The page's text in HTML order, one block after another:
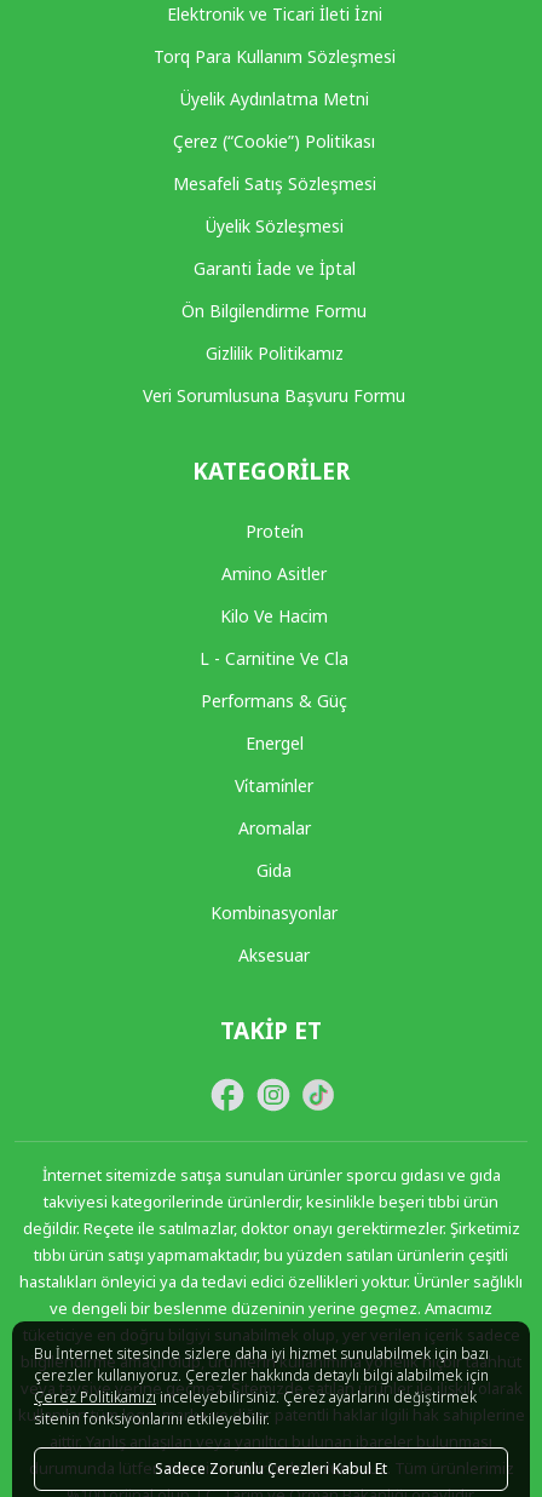
Bu İnternet sitesinde sizlere daha iyi hizmet sunulabilmek için bazı
çerezler kullanıyoruz. Çerezler hakkında detaylı bilgi alabilmek için
Çerez Politikamızıinceleyebilirsiniz. Çerez ayarlarını değiştirmek
sitenin fonksiyonlarını etkileyebilir.
Sadece Zorunlu Çerezleri Kabul Et
Elektronik ve Ticari İleti İzni
Torq Para Kullanım Sözleşmesi
Üyelik Aydınlatma Metni
Çerez (“Cookie”) Politikası
Mesafeli Satış Sözleşmesi
Üyelik Sözleşmesi
Garanti İade ve İptal
Ön Bilgilendirme Formu
Gizlilik Politikamız
Veri Sorumlusuna Başvuru Formu
KATEGORILER
Protei̇n
Amino Asitler
Kilo Ve Hacim
L - Carnitine Ve Cla
Performans & Güç
Energel
Vi̇tami̇nler
Aromalar
Gida
Kombinasyonlar
Aksesuar
TAKIP ET
İnternet sitemizde satışa sunulan ürünler sporcu gıdası ve gıda
takviyesi kategorilerinde ürünlerdir, kesinlikle beşeri tıbbi ürün
değildir. Reçete ile satılmazlar, doktor onayı gerektirmezler. Şirketimiz
tıbbı ürün satışı yapmamaktadır, bu yüzden satılan ürünlerin çeşitli
hastalıkları önleyici ya da tedavi edici özellikleri yoktur. Ürünler sağlıklı
ve dengeli bir beslenme düzeninin yerine geçmez. Amacımız
tüketiciye en doğru bilgiyi sunabilmek olup, yer verilen içerik sadece
bilgilendirme amaçlı olup, ürünlerin kullanımına yönelik hiçbir taahhüt
veya tavsiye yerine geçmez. Sitemizde satılan ürünler ile ilişkili olarak
kullanılan tüm logo, marka ve diğer patentli haklar ilgili hak sahiplerine
aittir. Yanlış anlaşılan veya yanıltıcı bulunan ibareler bulunması
durumunda lütfen sitemize bildirimde bulununuz. Tüm ürünlerimiz